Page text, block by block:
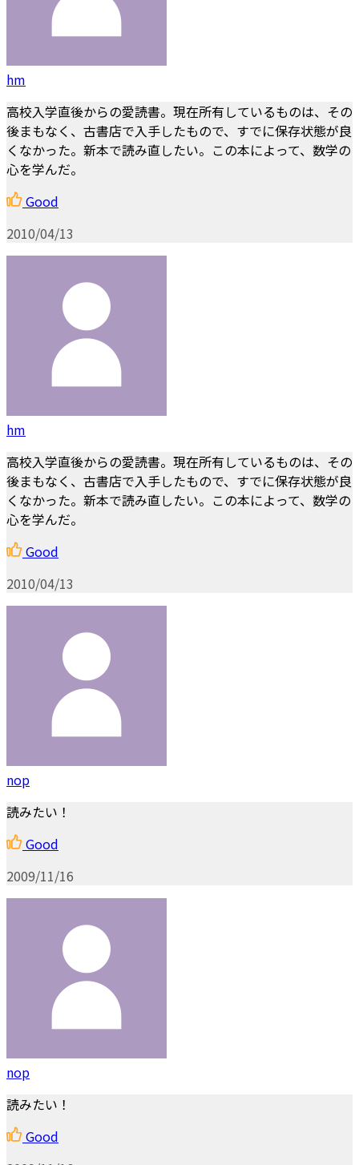
hm
高校入学直後からの愛読書。現在所有しているものは、その
後まもなく、古書店で入手したもので、すでに保存状態が良
くなかった。新本で読み直したい。この本によって、数学の
心を学んだ。
Good
2010/04/13
hm
高校入学直後からの愛読書。現在所有しているものは、その
後まもなく、古書店で入手したもので、すでに保存状態が良
くなかった。新本で読み直したい。この本によって、数学の
心を学んだ。
Good
2010/04/13
nop
読みたい！
Good
2009/11/16
nop
読みたい！
Good